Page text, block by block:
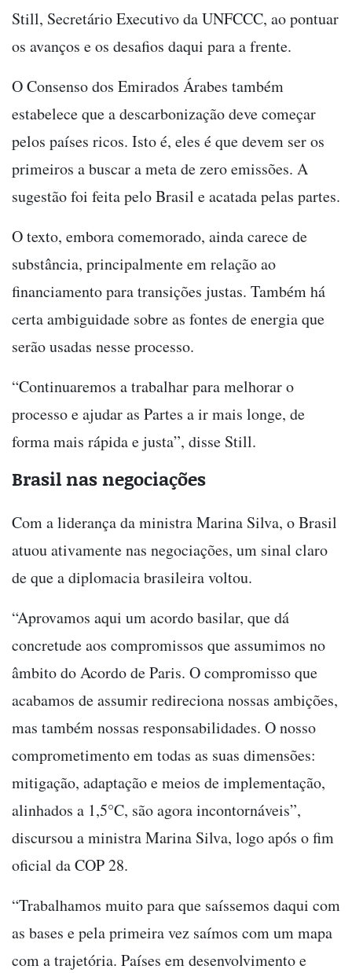
Still, Secretário Executivo da UNFCCC, ao pontuar
os avanços e os desafios daqui para a frente.
O Consenso dos Emirados Árabes também
estabelece que a descarbonização deve começar
pelos países ricos. Isto é, eles é que devem ser os
primeiros a buscar a meta de zero emissões. A
sugestão foi feita pelo Brasil e acatada pelas partes.
O texto, embora comemorado, ainda carece de
substância, principalmente em relação ao
financiamento para transições justas. Também há
certa ambiguidade sobre as fontes de energia que
serão usadas nesse processo.
“Continuaremos a trabalhar para melhorar o
processo e ajudar as Partes a ir mais longe, de
forma mais rápida e justa”, disse Still.
Brasil nas negociações
Com a liderança da ministra Marina Silva, o Brasil
atuou ativamente nas negociações, um sinal claro
de que a diplomacia brasileira voltou.
“Aprovamos aqui um acordo basilar, que dá
concretude aos compromissos que assumimos no
âmbito do Acordo de Paris. O compromisso que
acabamos de assumir redireciona nossas ambições,
mas também nossas responsabilidades. O nosso
comprometimento em todas as suas dimensões:
mitigação, adaptação e meios de implementação,
alinhados a 1,5°C, são agora incontornáveis”,
discursou a ministra Marina Silva, logo após o fim
oficial da COP 28.
“Trabalhamos muito para que saíssemos daqui com
as bases e pela primeira vez saímos com um mapa
com a trajetória. Países em desenvolvimento e